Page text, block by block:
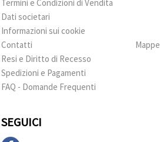
Termini e Condizioni di Vendita
Dati societari
Informazioni sui cookie
Contatti
Resi e Diritto di Recesso
Spedizioni e Pagamenti
FAQ - Domande Frequenti
Mappe
SEGUICI